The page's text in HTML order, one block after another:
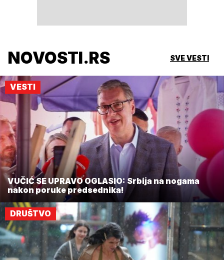
NOVOSTI.RS SVE VESTI
VESTI
VUČIĆ SE UPRAVO OGLASIO: Srbija na nogama
nakon poruke predsednika!
DRUŠTVO